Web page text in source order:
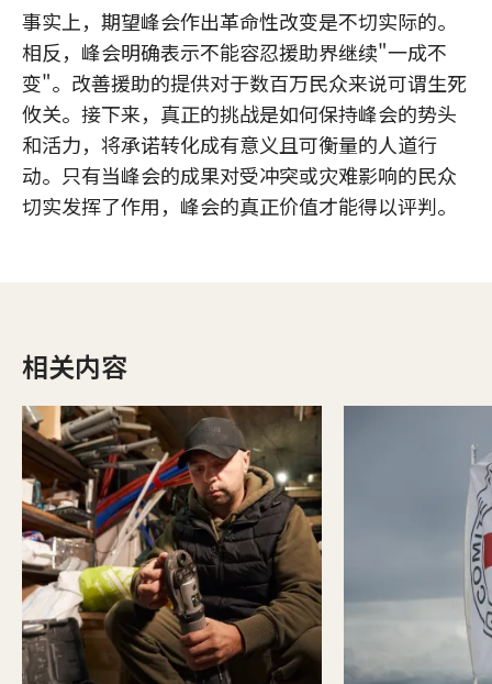
事实上，期望峰会作出革命性改变是不切实际的。
相反，峰会明确表示不能容忍援助界继续"一成不
变"。改善援助的提供对于数百万民众来说可谓生死
攸关。接下来，真正的挑战是如何保持峰会的势头
和活力，将承诺转化成有意义且可衡量的人道行
动。只有当峰会的成果对受冲突或灾难影响的民众
切实发挥了作用，峰会的真正价值才能得以评判。
相关内容